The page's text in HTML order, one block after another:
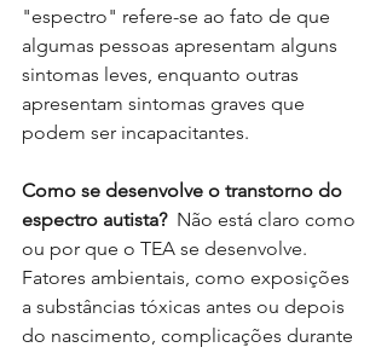
"espectro" refere-se ao fato de que
algumas pessoas apresentam alguns
sintomas leves, enquanto outras
apresentam sintomas graves que
podem ser incapacitantes.
Como se desenvolve o transtorno do
espectro autista?
  Não está claro como
ou por que o TEA se desenvolve.
Fatores ambientais, como exposições
a substâncias tóxicas antes ou depois
do nascimento, complicações durante